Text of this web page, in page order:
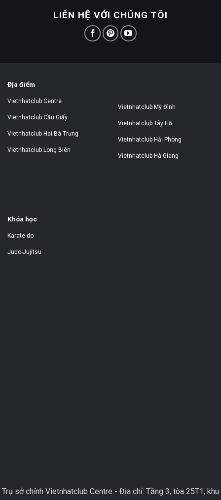
LIÊN HỆ VỚI CHÚNG TÔI
Địa điểm
Vietnhatclub Centre
Vietnhatclub Cầu Giấy
Vietnhatclub Hai Bà Trưng
Vietnhatclub Long Biên
Vietnhatclub Mỹ Đình
Vietnhatclub Tây Hồ
Vietnhatclub Hải Phòng
Vietnhatclub Hà Giang
Khóa học
Karate-do
Judo-Jujitsu
Trụ sở chính Vietnhatclub Centre - Địa chỉ: Tầng 3, tòa 25T1, khu